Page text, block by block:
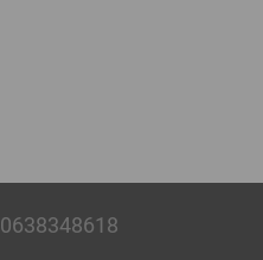
0638348618